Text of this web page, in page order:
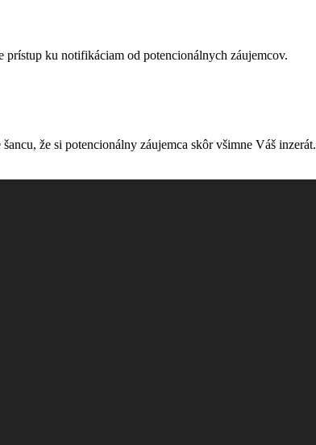
ku notifikáciam od potencionálnych záujemcov.
že si potencionálny záujemca skôr všimne Váš inzerát.